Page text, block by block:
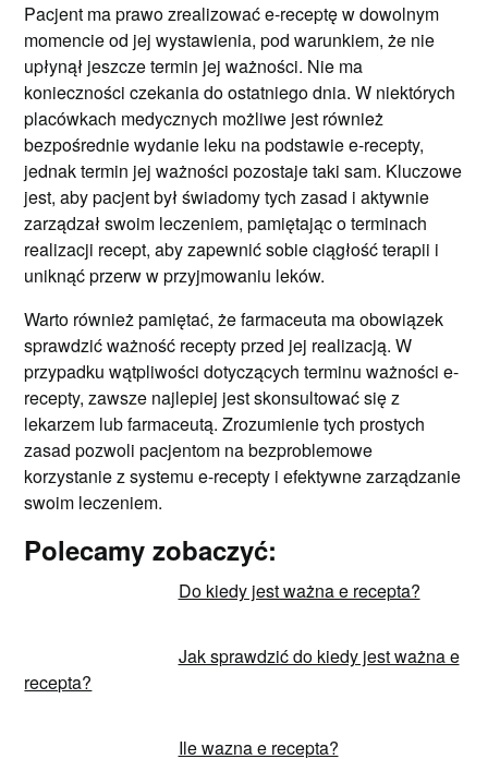
Pacjent ma prawo zrealizować e-receptę w dowolnym
momencie od jej wystawienia, pod warunkiem, że nie
upłynął jeszcze termin jej ważności. Nie ma
konieczności czekania do ostatniego dnia. W niektórych
placówkach medycznych możliwe jest również
bezpośrednie wydanie leku na podstawie e-recepty,
jednak termin jej ważności pozostaje taki sam. Kluczowe
jest, aby pacjent był świadomy tych zasad i aktywnie
zarządzał swoim leczeniem, pamiętając o terminach
realizacji recept, aby zapewnić sobie ciągłość terapii i
uniknąć przerw w przyjmowaniu leków.
Warto również pamiętać, że farmaceuta ma obowiązek
sprawdzić ważność recepty przed jej realizacją. W
przypadku wątpliwości dotyczących terminu ważności e-
recepty, zawsze najlepiej jest skonsultować się z
lekarzem lub farmaceutą. Zrozumienie tych prostych
zasad pozwoli pacjentom na bezproblemowe
korzystanie z systemu e-recepty i efektywne zarządzanie
swoim leczeniem.
Polecamy zobaczyć:
Do kiedy jest ważna e recepta?
Jak sprawdzić do kiedy jest ważna e
recepta?
Ile wazna e recepta?